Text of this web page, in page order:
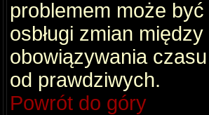
problemem może
osbługi zmian
obowiązywania
od prawdziwych.
Powrót do góry